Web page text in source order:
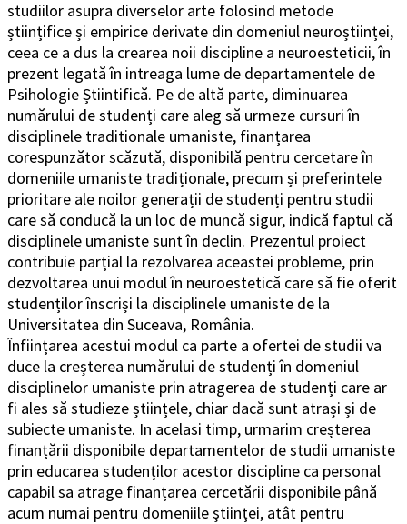
studiilor asupra diverselor arte folosind metode
științifice și empirice derivate din domeniul neuroștiinței,
ceea ce a dus la crearea noii discipline a neuroesteticii, în
prezent legată în intreaga lume de departamentele de
Psihologie Știintifică. Pe de altă parte, diminuarea
numărului de studenți care aleg să urmeze cursuri în
disciplinele traditionale umaniste, finanțarea
corespunzător scăzută, disponibilă pentru cercetare în
domeniile umaniste tradiționale, precum și preferintele
prioritare ale noilor generații de studenți pentru studii
care să conducă la un loc de muncă sigur, indică faptul că
disciplinele umaniste sunt în declin. Prezentul proiect
contribuie parțial la rezolvarea aceastei probleme, prin
dezvoltarea unui modul în neuroestetică care să fie oferit
studenților înscriși la disciplinele umaniste de la
Universitatea din Suceava, România.
Înființarea acestui modul ca parte a ofertei de studii va
duce la creșterea numărului de studenți în domeniul
disciplinelor umaniste prin atragerea de studenți care ar
fi ales să studieze științele, chiar dacă sunt atrași și de
subiecte umaniste. In acelasi timp, urmarim creșterea
finanțării disponibile departamentelor de studii umaniste
prin educarea studenților acestor discipline ca personal
capabil sa atrage finanțarea cercetării disponibile până
acum numai pentru domeniile științei, atât pentru